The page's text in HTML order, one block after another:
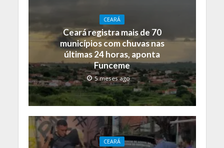
CEARÁ
Ceará registra mais de 70
municípios com chuvas nas
últimas 24 horas, aponta
Funceme
5 meses ago
CEARÁ